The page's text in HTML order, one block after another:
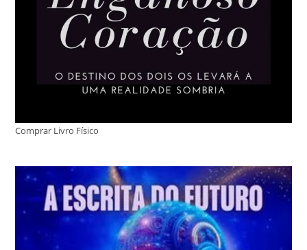
Comprar Livro Físico